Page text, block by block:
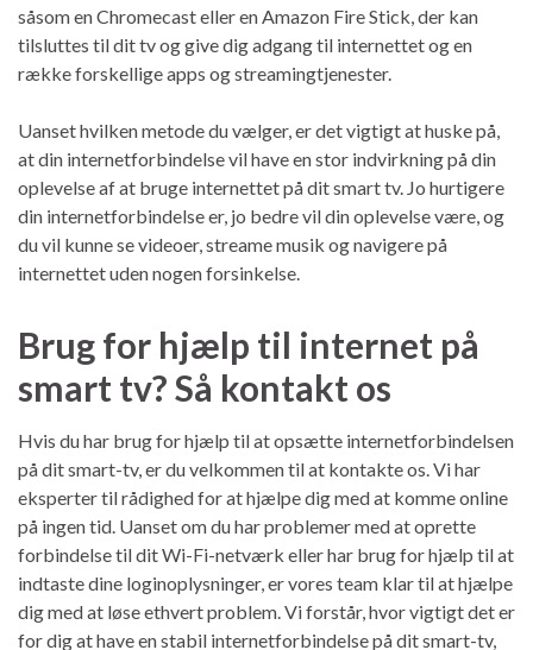
såsom en Chromecast eller en Amazon Fire Stick, der kan
tilsluttes til dit tv og give dig adgang til internettet og en
række forskellige apps og streamingtjenester.
Uanset hvilken metode du vælger, er det vigtigt at huske på,
at din internetforbindelse vil have en stor indvirkning på din
oplevelse af at bruge internettet på dit smart tv. Jo hurtigere
din internetforbindelse er, jo bedre vil din oplevelse være, og
du vil kunne se videoer, streame musik og navigere på
internettet uden nogen forsinkelse.
Brug for hjælp til internet på
smart tv? Så kontakt os
Hvis du har brug for hjælp til at opsætte internetforbindelsen
på dit smart-tv, er du velkommen til at kontakte os. Vi har
eksperter til rådighed for at hjælpe dig med at komme online
på ingen tid. Uanset om du har problemer med at oprette
forbindelse til dit Wi-Fi-netværk eller har brug for hjælp til at
indtaste dine loginoplysninger, er vores team klar til at hjælpe
dig med at løse ethvert problem. Vi forstår, hvor vigtigt det er
for dig at have en stabil internetforbindelse på dit smart-tv,